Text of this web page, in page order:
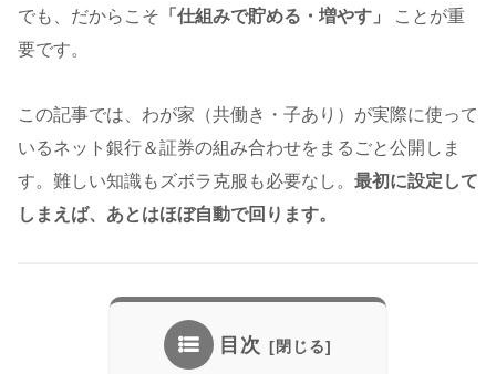
でも、だからこそ 「仕組みで貯める・増やす」
ことが重
要です。
この記事では、わが家（共働き・子あり）が実際に使って
いるネット銀行＆証券の組み合わせをまるごと公開しま
す。難しい知識もズボラ克服も必要なし。 最初に設定して
しまえば、あとはほぼ自動で回ります。
目次